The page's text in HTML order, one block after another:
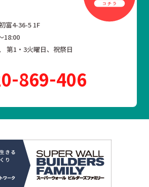
富4-36-5 1F
18:00
第1・3火曜日、祝祭日
869 406